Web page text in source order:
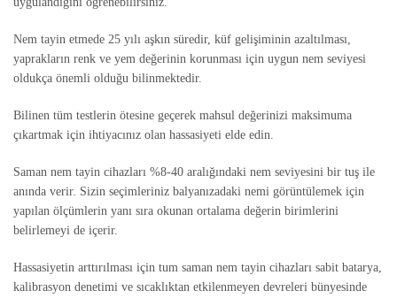
Nem tayin etmede 25 yılı aşkın süredir, küf gelişiminin azaltılması,
yaprakların renk ve yem değerinin korunması için uygun nem seviyesi
oldukça önemli olduğu bilinmektedir.
Bilinen tüm testlerin ötesine geçerek mahsul değerinizi maksimuma
çıkartmak için ihtiyacınız olan hassasiyeti elde edin.
Saman nem tayin cihazları %8-40 aralığındaki nem seviyesini bir tuş ile
anında verir. Sizin seçimleriniz balyanızadaki nemi görüntülemek için
yapılan ölçümlerin yanı sıra okunan ortalama değerin birimlerini
belirlemeyi de içerir.
Hassasiyetin arttırılması için tum saman nem tayin cihazları sabit batarya,
kalibrasyon denetimi ve sıcaklıktan etkilenmeyen devreleri bünyesinde